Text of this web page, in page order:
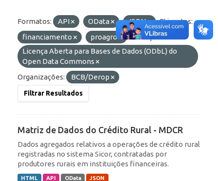
Formatos: API OData JSON
Etiquetas:
financiamento
proagro
Licenças:
Licença Aberta para Bases de Dados (ODbL) do
Open Data Commons
Organizações:
BCB/Derop
Filtrar Resultados
Matriz de Dados do Crédito Rural - MDCR
Dados agregados relativos a operações de crédito rural
registradas no sistema Sicor, contratadas por
produtores rurais em instituições financeiras.
HTML API OData JSON